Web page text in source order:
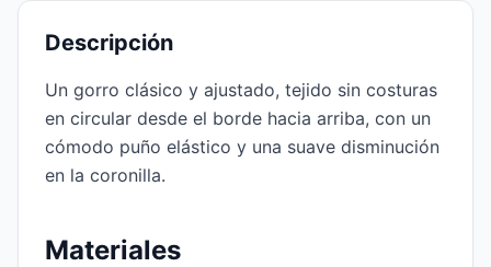
Descripción
Un gorro clásico y ajustado, tejido sin costuras
en circular desde el borde hacia arriba, con un
cómodo puño elástico y una suave disminución
en la coronilla.
Materiales